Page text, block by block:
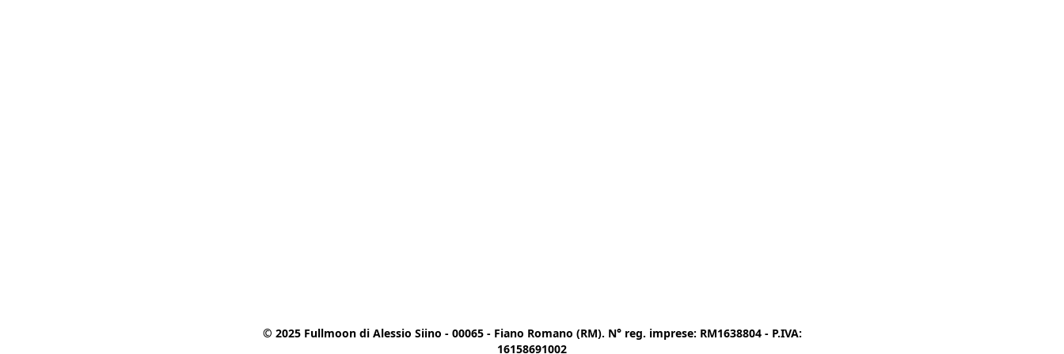
© 2025 Fullmoon di Alessio Siino - 00065 - Fiano Romano (RM). N° reg. imprese: RM1638804 - P.IVA:
16158691002